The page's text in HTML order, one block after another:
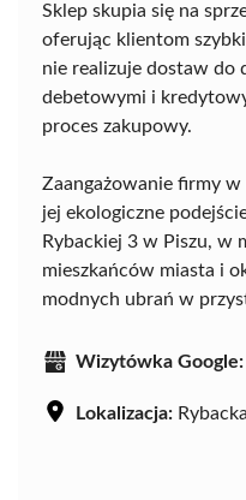
Sklep skupia się na
oferując klientom
nie realizuje dostaw do
debetowymi i
proces zakupowy.
Zaangażowanie firmy
jej ekologiczne
Rybackiej 3 w Piszu, w
mieszkańców miasta i
modnych ubrań w
Wizytówka Google:
Lokalizacja: